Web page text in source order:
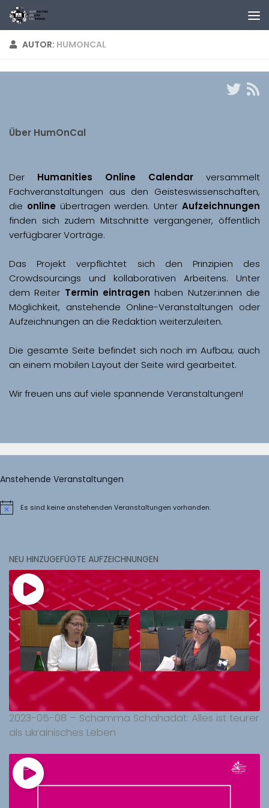
Zum Inhalt springen
AUTOR: HUMONCAL
Über HumOnCal
Der Humanities Online Calendar versammelt
Fachveranstaltungen aus den Geisteswissenschaften,
die online übertragen werden. Unter Aufzeichnungen
finden sich zudem Mitschnitte vergangener, öffentlich
Das Projekt verpflichtet sich den Prinzipien des
Crowdsourcings und kollaborativen Arbeitens. Unter
dem Reiter Termin eintragen haben Nutzer:innen die
Möglichkeit, anstehende Online-Veranstaltungen oder
Aufzeichnungen an die Redaktion weiterzuleiten.
Die gesamte Seite befindet sich noch im Aufbau; auch
Wir freuen uns auf viele spannende Veranstaltungen!
Anstehende Veranstaltungen
HinweisEs sind keine anstehenden Veranstaltungen vorhanden.
NEU HINZUGEFÜGTE AUFZEICHNUNGEN
2023-05-08 – Schamma Schahadat: Alles ist teurer
als ukrainisches Leben